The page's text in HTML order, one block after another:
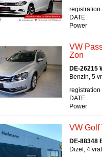
registration
DATE
Power
VW
Zon
DE-26215
Benzin, 5
registration
DATE
Power
VW Golf
DE-88348
Dizel, 4